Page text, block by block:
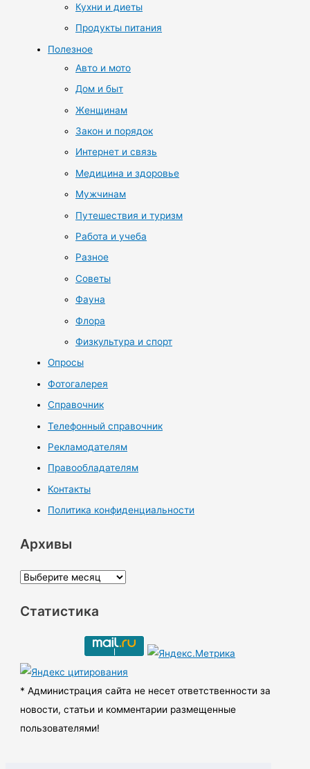
Кухни и диеты
Продукты питания
Полезное
Авто и мото
Дом и быт
Женщинам
Закон и порядок
Интернет и связь
Медицина и здоровье
Мужчинам
Путешествия и туризм
Работа и учеба
Разное
Советы
Фауна
Флора
Физкультура и спорт
Опросы
Фотогалерея
Справочник
Телефонный справочник
Рекламодателям
Правообладателям
Контакты
Политика конфиденциальности
Архивы
А
х
ы
Статистика
* Администрация сайта не несет ответственности за
новости, статьи и комментарии размещенные
пользователями!